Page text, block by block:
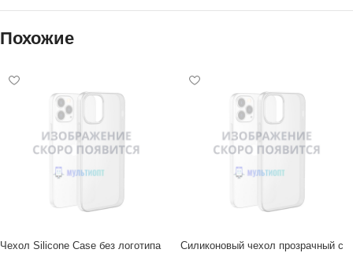
Похожие
Чехол Silicone Case без логотипа
Силиконовый чехол прозрачный с